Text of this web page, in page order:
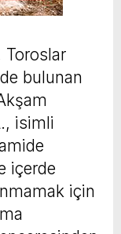
Toroslar
bulunan
isimli
içerde
için